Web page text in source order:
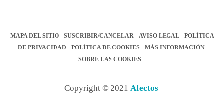
MAPA DEL SITIO SUSCRIBIR/CANCELAR AVISO LEGAL
POLÍTICA
DE PRIVACIDAD
POLÍTICA DE COOKIES
MÁS INFORMACIÓN
SOBRE LAS COOKIES
Copyright © 2021 Afectos